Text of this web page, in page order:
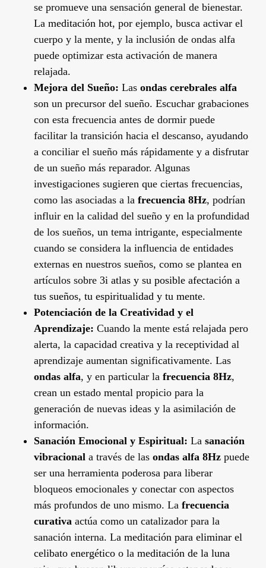
se promueve una sensación general de bienestar.
La meditación hot, por ejemplo, busca activar el
cuerpo y la mente, y la inclusión de ondas alfa
puede optimizar esta activación de manera
relajada.
Mejora del Sueño: Las ondas cerebrales alfa
son un precursor del sueño. Escuchar grabaciones
con esta frecuencia antes de dormir puede
facilitar la transición hacia el descanso, ayudando
a conciliar el sueño más rápidamente y a disfrutar
de un sueño más reparador. Algunas
investigaciones sugieren que ciertas frecuencias,
como las asociadas a la frecuencia 8Hz, podrían
influir en la calidad del sueño y en la profundidad
de los sueños, un tema intrigante, especialmente
cuando se considera la influencia de entidades
externas en nuestros sueños, como se plantea en
artículos sobre 3i atlas y su posible afectación a
tus sueños, tu espiritualidad y tu mente.
Potenciación de la Creatividad y el
Aprendizaje: Cuando la mente está relajada pero
alerta, la capacidad creativa y la receptividad al
aprendizaje aumentan significativamente. Las
ondas alfa, y en particular la frecuencia 8Hz,
crean un estado mental propicio para la
generación de nuevas ideas y la asimilación de
información.
Sanación Emocional y Espiritual: La sanación
vibracional a través de las ondas alfa 8Hzpuede
ser una herramienta poderosa para liberar
bloqueos emocionales y conectar con aspectos
más profundos de uno mismo. La frecuencia
curativa actúa como un catalizador para la
sanación interna. La meditación para eliminar el
celibato energéticoo la meditación de la luna